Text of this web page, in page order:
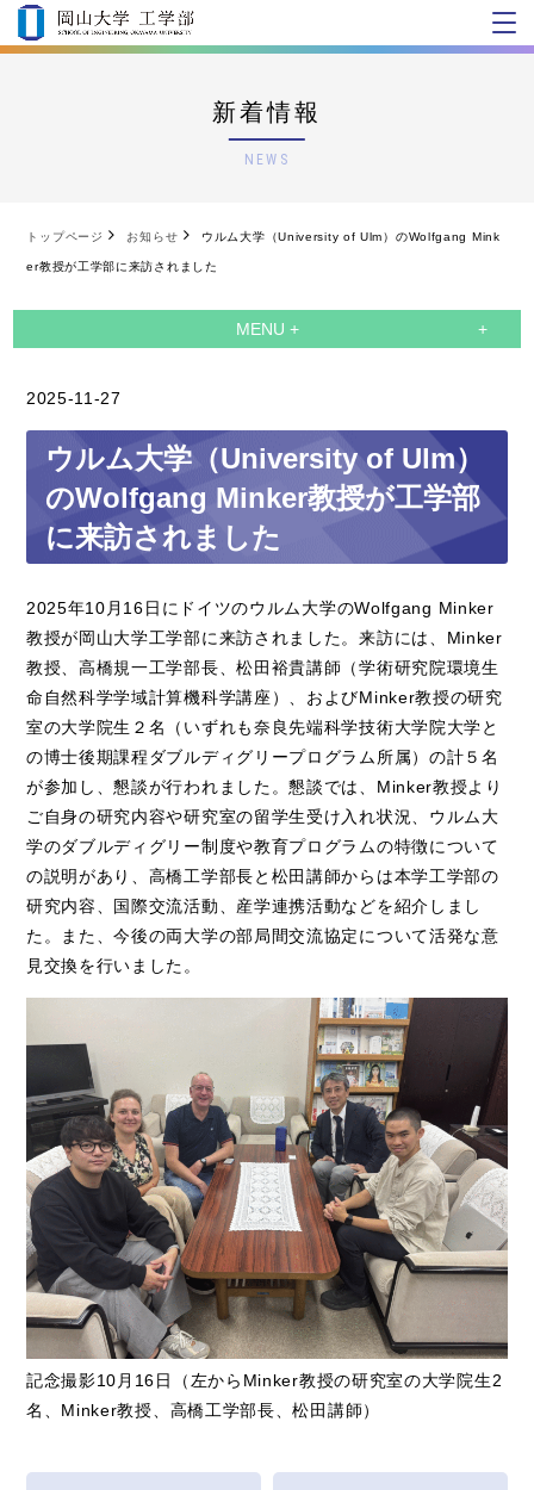
新着情報
NEWS
トップページ お知らせ ウルム大学（University of Ulm）のWolfgang Mink
er教授が工学部に来訪されました
MENU +
2025-11-27
ウルム大学（University of Ulm）
のWolfgang Minker教授が工学部
に来訪されました
2025年10 月 16日にドイツのウルム大学のWolfgang Minker
教授が岡山大学工学部に来訪されました。来訪には、 Minker
教授、高橋規一工学部長、松田裕貴講師（学術研究院環境生
命自然科学学域計算機科学講座）、およびMinker教授の研究
室の大学院生２名（いずれも奈良先端科学技術大学院大学と
の博士後期課程ダブルディグリープログラム所属）の計５名
が参加し、懇談が行われました。懇談では、 Minker教授より
ご自身の研究内容や研究室の留学生受け入れ状況、ウルム大
学のダブルディグリー制度や教育プログラムの特徴について
の説明があり、高橋工学部長と松田講師からは本学工学部の
研究内容、国際交流活動、産学連携活動などを紹介しまし
た。また、今後の両大学の部局間交流協定について活発な意
見交換を行いました。
記念撮影10月16日（左からMinker教授の研究室の大学院生2
名、Minker教授、高橋工学部長、松田講師）